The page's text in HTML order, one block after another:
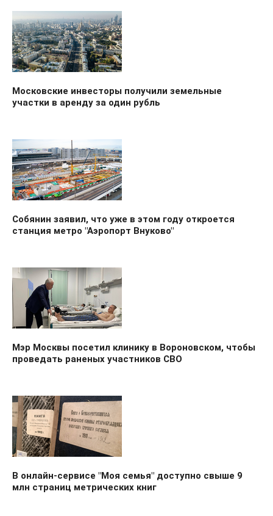
Московские инвесторы получили земельные
участки в аренду за один рубль
Собянин заявил, что уже в этом году откроется
станция метро "Аэропорт Внуково"
Мэр Москвы посетил клинику в Вороновском, чтобы
проведать раненых участников СВО
В онлайн-сервисе "Моя семья" доступно свыше 9
млн страниц метрических книг